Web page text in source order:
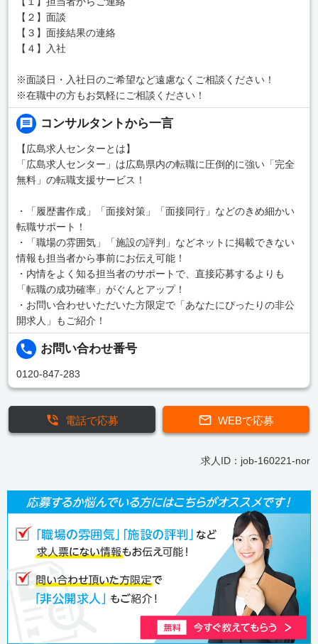
【２】面談
【３】面接結果の連絡
【４】入社
※面談日・入社日のご希望など遠慮なくご相談ください！
※在職中の方もお気軽にご相談ください！
コンサルタントから一言
【広島求人センターとは】
「広島求人センター」は広島県内の転職に圧倒的に強い「完全
無料」の転職支援サービス！
・「履歴書作成」「面接対策」「面接同行」などのきめ細かい
転職サポート！
・「職場の雰囲気」「施設の評判」などネットに掲載できない
情報も担当者から事前にお伝え可能！
・内情をよく知る担当者のサポートで、直接応募するよりも
「転職の成功確率」がぐんとアップ！
・お問い合わせいただいた方限定で「あなたにぴったりの非公
開求人」もご紹介！
お問い合わせ番号
0120-847-283
WEBで応募
電話で応募
求人ID：job-160221-nor